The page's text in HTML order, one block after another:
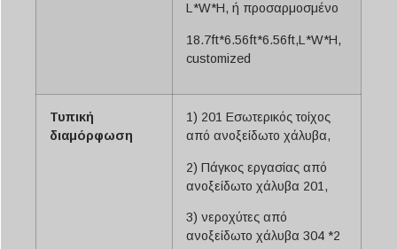
L*W*H, ή προσαρμοσμένο
18.7ft*6.56ft*6.56ft,L*W*H,
customized
Τυπική
διαμόρφωση
1) 201 Εσωτερικός τοίχος
από ανοξείδωτο χάλυβα,
2) Πάγκος εργασίας από
ανοξείδωτο χάλυβα 201,
3) νεροχύτες από
ανοξείδωτο χάλυβα 304 *2